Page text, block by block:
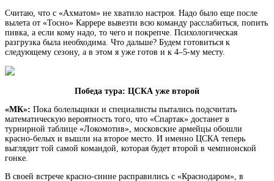
Считаю, что с «Ахматом» не хватило настроя. Надо было еще после
вылета от «Тосно» Каррере вывезти всю команду расслабиться, попить
пивка, а если кому надо, то чего и покрепче. Психологическая
разгрузка была необходима. Что дальше? Будем готовиться к
следующему сезону, а в этом я уже готов и к 4–5-му месту.
Победа тура: ЦСКА уже второй
«МК»: Пока болельщики и специалисты пытались подсчитать
математическую вероятность того, что «Спартак» достанет в
турнирной таблице «Локомотив», московские армейцы обошли
красно-белых и вышли на второе место. И именно ЦСКА теперь
выглядит той самой командой, которая будет второй в чемпионской
гонке.
В своей встрече красно-синие расправились с «Краснодаром», в